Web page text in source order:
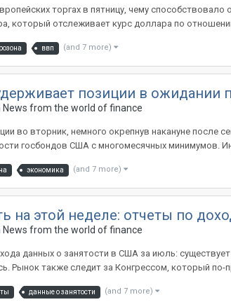
торгах в пятницу, чему
который отслеживает курс доллара по
ввп (and 7 more)
позиции в ожидании
News from the world of finance
во вторник, немного окрепнув накануне после
госбондов США с многомесячных минимумов.
экономика (and 7 more)
на этой неделе: отчеты по
News from the world of finance
данных о занятости в США за июль:
Рынок также следит за Конгрессом, который по-
данные о занятости (and 7 more)